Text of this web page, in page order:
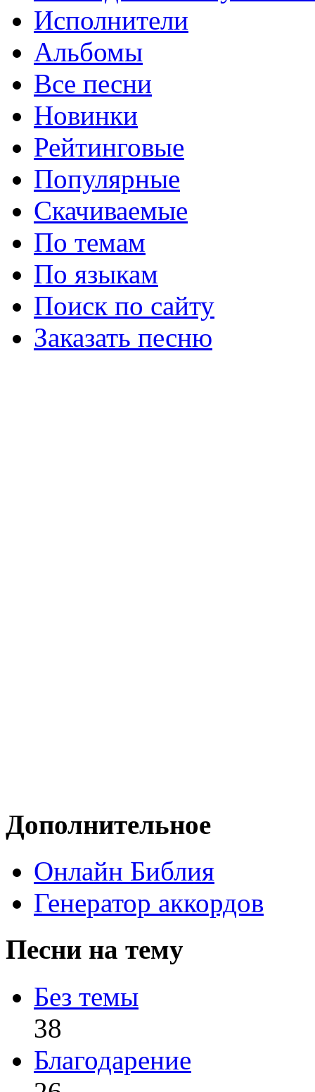
Исполнители
Альбомы
Все песни
Новинки
Рейтинговые
Популярные
Скачиваемые
По темам
По языкам
Поиск по сайту
Заказать песню
Дополнительное
Онлайн Библия
Генератор аккордов
Песни на тему
Без темы
38
Благодарение